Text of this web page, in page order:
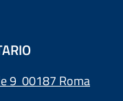
9 00187 Roma